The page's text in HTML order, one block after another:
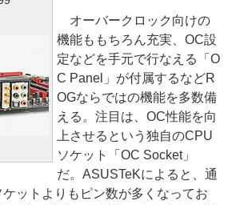
オーバークロック向けの
機能ももちろん充実、OC設
定などを手元で行なえる「O
C Panel」が付属するなどR
OGならではの機能を多数備
える。注目は、OC性能を向
上させるという独自のCPU
ソケット「OC Socket」
だ。ASUSTeKによると、通
ットよりもピン数が多くなってお